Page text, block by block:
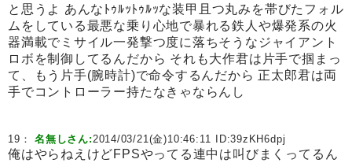
と思うよ あんなﾄｩﾙｯﾄｩﾙｯな装甲且つ丸みを帯びたフォル
ムをしている最悪な乗り心地で暴れる鉄人や爆発系の火
器満載でミサイル一発撃つ度に落ちそうなジャイアント
ロボを制御してるんだから それも大作君は片手で掴まっ
て、もう片手(腕時計)で命令するんだから 正太郎君は両
手でコントローラー持たなきゃならんし
19：名無しさん:2014/03/21(金)10:46:11 ID:39zKH6dpj
俺はやらねえけどFPSやってる連中は叫びまくってるん